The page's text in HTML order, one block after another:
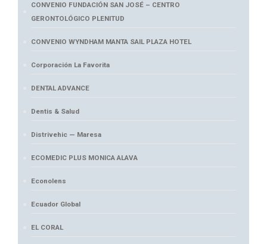
CONVENIO FUNDACIÓN SAN JOSÉ – CENTRO
GERONTOLÓGICO PLENITUD
CONVENIO WYNDHAM MANTA SAIL PLAZA HOTEL
Corporación La Favorita
DENTAL ADVANCE
Dentis & Salud
Distrivehic — Maresa
ECOMEDIC PLUS MONICA ALAVA
Econolens
Ecuador Global
EL CORAL